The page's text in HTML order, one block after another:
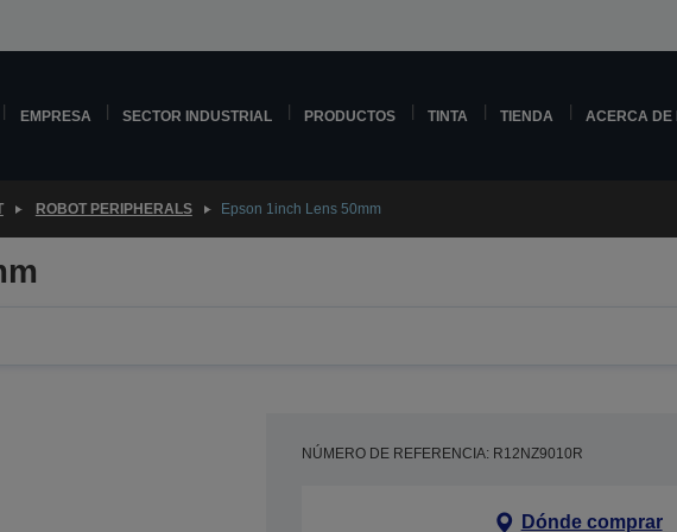
EMPRESA SECTOR INDUSTRIAL PRODUCTOS TINTA TIENDA ACERCA DE
ROBOT PERIPHERALS Epson 1inch Lens 50mm
NÚMERO DE REFERENCIA: R12NZ9010R
Dónde comprar